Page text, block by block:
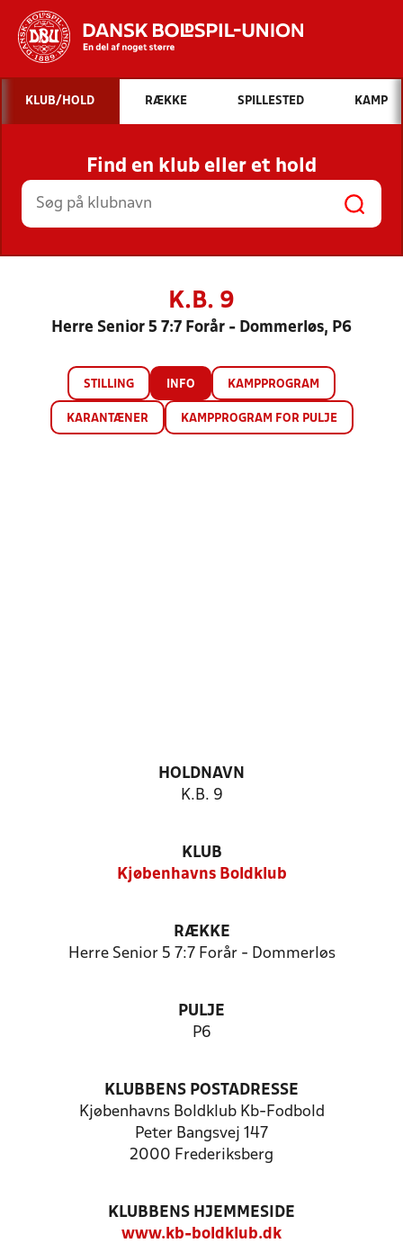
Hvad vil du søge efter?
INDHOLD OG NYHEDER
STILLINGER, RESULTATER, KLUBBER OG
HOLD
KLUB/HOLD RÆKKE SPILLESTED KAMP
Find en klub eller et hold
K.B. 9
Herre Senior 5 7:7 Forår - Dommerløs, P6
STILLING INFO KAMPPROGRAM
KARANTÆNER KAMPPROGRAM FOR PULJE
HOLDNAVN
K.B. 9
KLUB
Kjøbenhavns Boldklub
RÆKKE
Herre Senior 5 7:7 Forår - Dommerløs
PULJE
P6
KLUBBENS POSTADRESSE
Kjøbenhavns Boldklub Kb-Fodbold
Peter Bangsvej 147
2000 Frederiksberg
KLUBBENS HJEMMESIDE
www.kb-boldklub.dk